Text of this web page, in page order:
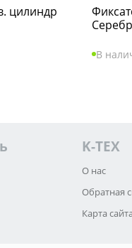
цилиндр
В
K-TEX
О нас
Обратная
Карта сайта